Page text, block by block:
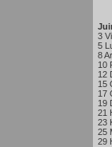
3
5
8
10
12
15
17
19
21
23
25
29